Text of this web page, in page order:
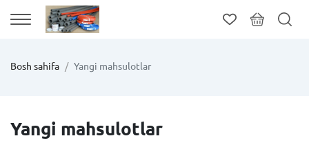
Bosh sahifa Yangi mahsulotlar
Yangi mahsulotlar